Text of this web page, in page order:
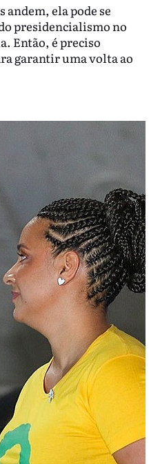
andem, ela pode se
presidencialismo no
Então, é preciso
garantir uma volta ao